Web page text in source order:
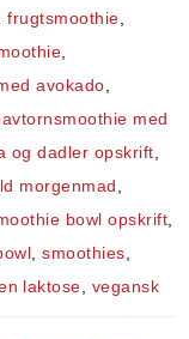
,frugtsmoothie
avokado
med
og dadler opskrift
morgenmad
bowl opskrift
,smoothies
laktose vegansk